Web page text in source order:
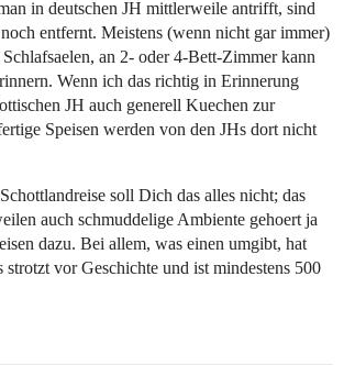
in deutschen JH mittlerweile antrifft, sind
entfernt. Meistens (wenn nicht gar immer)
an 2- oder 4-Bett-Zimmer kann
Wenn ich das richtig in Erinnerung
JH auch generell Kuechen zur
Speisen werden von den JHs dort nicht
soll Dich das alles nicht; das
auch schmuddelige Ambiente gehoert ja
dazu. Bei allem, was einen umgibt, hat
strotzt vor Geschichte und ist mindestens 500